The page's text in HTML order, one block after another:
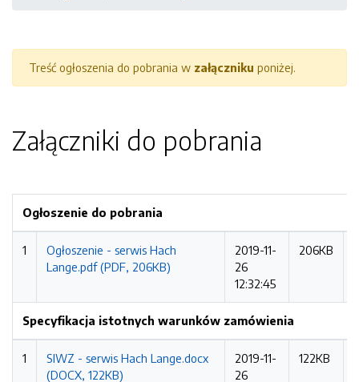
Treść ogłoszenia do pobrania w załączniku poniżej.
Załączniki do pobrania
Ogłoszenie do pobrania
1
Ogłoszenie - serwis Hach
Lange.pdf (PDF, 206KB)
2019-11-
26
12:32:45
206KB
Specyfikacja istotnych warunków zamówienia
1
SIWZ - serwis Hach Lange.docx
(DOCX, 122KB)
2019-11-
26
122KB